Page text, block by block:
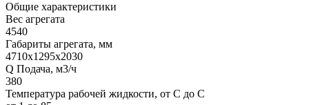
Общие характеристики
Вес агрегата
4540
Габариты агрегата, мм
4710x1295x2030
Q Подача, м3/ч
380
Температура рабочей жидкости, от С до С